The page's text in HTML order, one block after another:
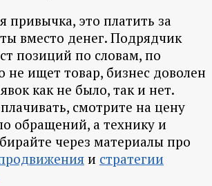
привычка, это платить за
вместо денег. Подрядчик
позиций по словам, по
не ищет товар, бизнес доволен
как не было, так и нет.
смотрите на цену
обращений, а технику и
через материалы про
и стратегии